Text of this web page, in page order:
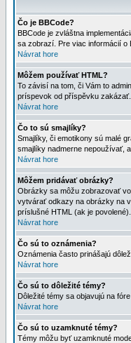
Čo je BBCode?
BBCode je zvláštna
sa zobrazí. Pre viac informácií o
Návrat hore
Môžem používať HTML?
To závisí na tom, či Vám to
príspevok od příspěvku zakázať.
Návrat hore
Čo to sú smajlíky?
Smajlíky, či emotikony sú malé
smajlíky nadmerne nepoužívať,
Návrat hore
Môžem pridávať obrázky?
Obrázky sa môžu zobrazovať
vytvárať odkazy na obrázky na
príslušné HTML (ak je povolené).
Návrat hore
Čo sú to oznámenia?
Oznámenia často prinášajú
Návrat hore
Čo sú to dôležité témy?
Dôležité témy sa objavujú na
Návrat hore
Čo sú to uzamknuté témy?
Témy môžu byť uzamknuté